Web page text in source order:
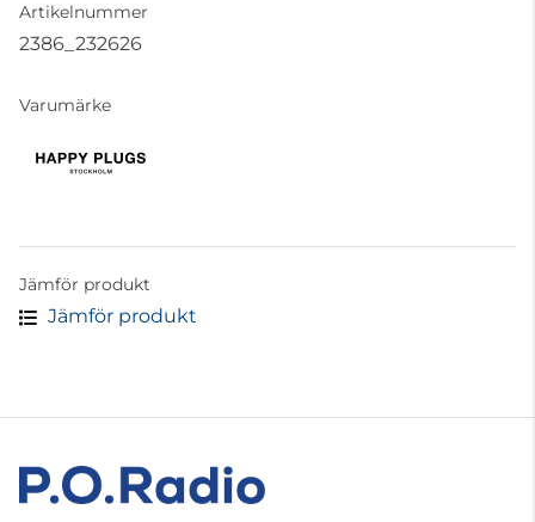
Artikelnummer
2386_232626
Varumärke
Jämför produkt
Jämför produkt